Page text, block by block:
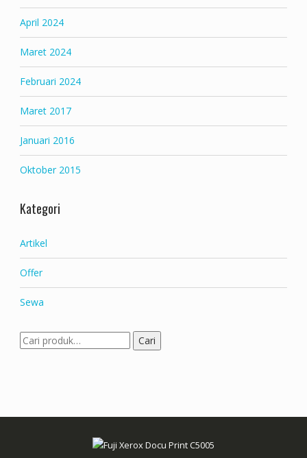
April 2024
Maret 2024
Februari 2024
Maret 2017
Januari 2016
Oktober 2015
Kategori
Artikel
Offer
Sewa
Pencarian
untuk:
Cari